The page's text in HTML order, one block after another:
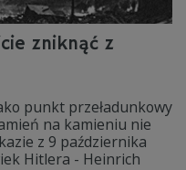
zniknąć z
punkt przeładunkowy
na kamieniu nie
z 9 października
Hitlera - Heinrich